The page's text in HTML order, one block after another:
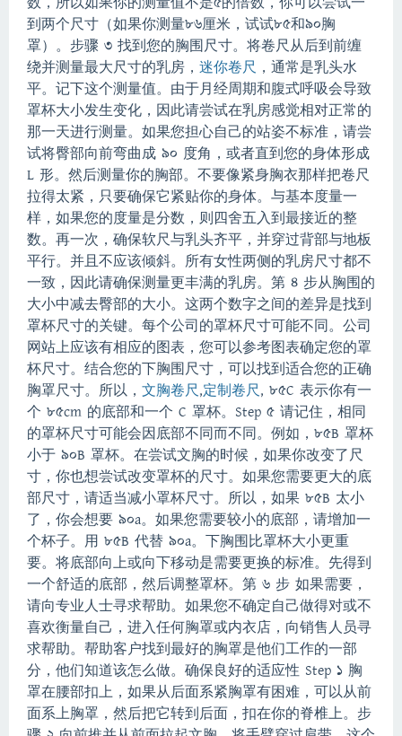
到两个尺寸（如果你测量86厘米，试试85和90胸
罩）。 步骤 3 找到您的胸围尺寸。 将卷尺从后到前缠
绕并测量最大尺寸的乳房， 迷你卷尺 ，通常是乳头水
平。 记下这个测量值。 由于月经周期和腹式呼吸会导致
罩杯大小发生变化，因此请尝试在乳房感觉相对正常的
那一天进行测量。 如果您担心自己的站姿不标准，请尝
试将臀部向前弯曲成 90 度角，或者直到您的身体形成
L 形。 然后测量你的胸部。 不要像紧身胸衣那样把卷尺
拉得太紧，只要确保它紧贴你的身体。 与基本度量一
样，如果您的度量是分数，则四舍五入到最接近的整
数。 再一次，确保软尺与乳头齐平，并穿过背部与地板
平行。 并且不应该倾斜。 所有女性两侧的乳房尺寸都不
一致，因此请确保测量更丰满的乳房。 第 4 步从胸围的
大小中减去臀部的大小。 这两个数字之间的差异是找到
罩杯尺寸的关键。 每个公司的罩杯尺寸可能不同。 公司
网站上应该有相应的图表，您可以参考图表确定您的罩
杯尺寸。 结合您的下胸围尺寸，可以找到适合您的正确
胸罩尺寸。 所以， 文胸卷尺,定制卷尺, 85C 表示你有一
个 85cm 的底部和一个 C 罩杯。 Step 5 请记住，相同
的罩杯尺寸可能会因底部不同而不同。 例如，85B 罩杯
小于 90B 罩杯。 在尝试文胸的时候，如果你改变了尺
寸，你也想尝试改变罩杯的尺寸。 如果您需要更大的底
部尺寸，请适当减小罩杯尺寸。 所以，如果 85B 太小
了，你会想要 90a。 如果您需要较小的底部，请增加一
个杯子。 用 85B 代替 90a。 下胸围比罩杯大小更重
要。 将底部向上或向下移动是需要更换的标准。 先得到
一个舒适的底部，然后调整罩杯。 第 6 步 如果需要，
请向专业人士寻求帮助。 如果您不确定自己做得对或不
喜欢衡量自己， 进入任何胸罩或内衣店，向销售人员寻
求帮助。 帮助客户找到最好的胸罩是他们工作的一部
分，他们知道该怎么做。 确保良好的适应性 Step 1 胸
罩在腰部扣上，如果从后面系紧胸罩有困难，可以从前
面系上胸罩，然后把它转到后面，扣在你的脊椎上。 步